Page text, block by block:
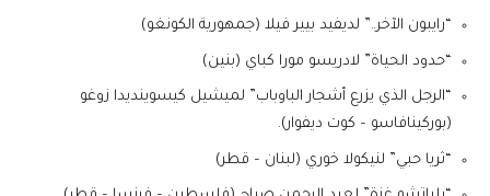
“رايبون الآخر..” لديفيد بيير فيلا (جمهورية الكونغو)
“حدود الحياة” لادريسو مورا كباي (بنين)
“الرجل الذي يزرع أشجار الباوباب” لميشيل كيسوينديدا زوغو
(بوركينافاسو – كوت ديفوار).
“ثريا حبي” لنيكولا خوري (لبنان – قطر)